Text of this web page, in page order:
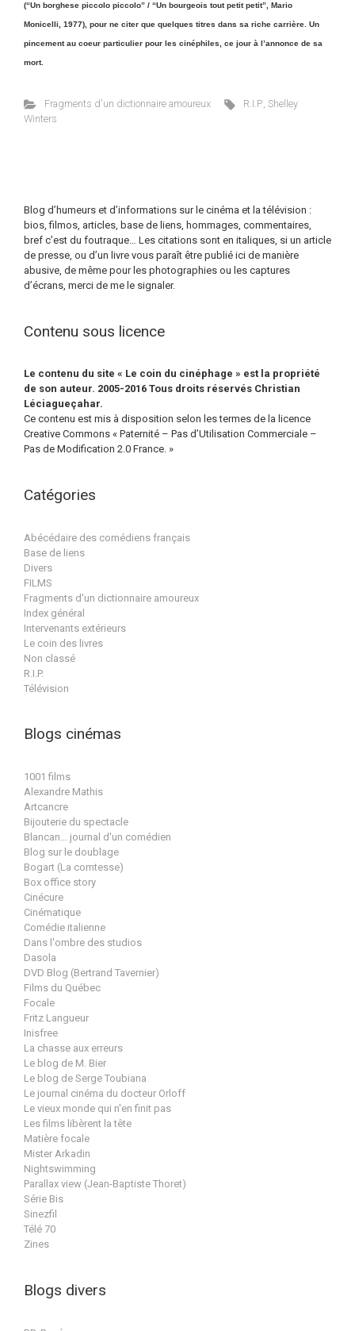
(“Un borghese piccolo piccolo” / “Un bourgeois tout petit petit”, Mario
Monicelli, 1977), pour ne citer que quelques titres dans sa riche carrière. Un
pincement au coeur particulier pour les cinéphiles, ce jour à l’annonce de sa
mort.
Fragments d'un dictionnaire amoureux R.I.P., Shelley
Winters
Blog d’humeurs et d’informations sur le cinéma et la télévision :
bios, filmos, articles, base de liens, hommages, commentaires,
bref c’est du foutraque… Les citations sont en italiques, si un article
de presse, ou d’un livre vous paraît être publié ici de manière
abusive, de même pour les photographies ou les captures
d’écrans, merci de me le signaler.
Contenu sous licence
Le contenu du site « Le coin du cinéphage » est la propriété
de son auteur. 2005-2016 Tous droits réservés Christian
Léciagueçahar.
Ce contenu est mis à disposition selon les termes de la licence
Creative Commons « Paternité – Pas d’Utilisation Commerciale –
Pas de Modification 2.0 France. »
Catégories
Abécédaire des comédiens français
Base de liens
Divers
FILMS
Fragments d'un dictionnaire amoureux
Index général
Intervenants extérieurs
Le coin des livres
Non classé
R.I.P.
Télévision
Blogs cinémas
1001 films
Alexandre Mathis
Artcancre
Bijouterie du spectacle
Blancan… journal d'un comédien
Blog sur le doublage
Bogart (La comtesse)
Box office story
Cinécure
Cinématique
Comédie italienne
Dans l'ombre des studios
Dasola
DVD Blog (Bertrand Tavernier)
Films du Québec
Focale
Fritz Langueur
Inisfree
La chasse aux erreurs
Le blog de M. Bier
Le blog de Serge Toubiana
Le journal cinéma du docteur Orloff
Le vieux monde qui n'en finit pas
Les films libèrent la tête
Matière focale
Mister Arkadin
Nightswimming
Parallax view (Jean-Baptiste Thoret)
Série Bis
Sinezfil
Télé 70
Zines
Blogs divers